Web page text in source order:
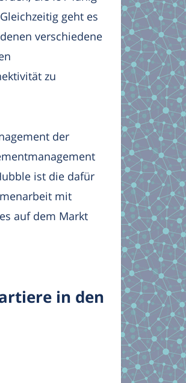
geht es
verschiedene
zu
der
ist die dafür
mit
auf dem Markt
in den